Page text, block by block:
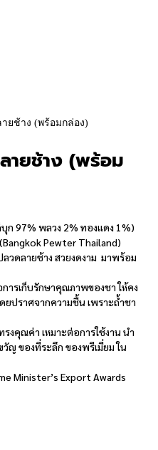
ายช้าง (พร้อมกล่อง)
ายช้าง (พร้อม
ก 97% พลวง 2% ทองแดง 1%)
Pewter Thailand)
วดลายช้าง สวยงดงาม มาพร้อม
รเก็บรักษาคุณภาพของชา ให้คง
ยปราศจากความชื้น เพราะถ้ำชา
งคุณค่า เหมาะต่อการใช้งาน นำ
ญ ของที่ระลึก ของพรีเมี่ยม ใน
Minister’s Export Awards